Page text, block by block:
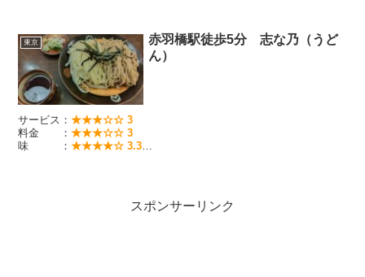
東京
赤羽橋駅徒歩5分 志な乃（うど
ん）
サービス：★★★☆☆ 3
料金 ：★★★☆☆ 3
味 ：★★★★☆ 3.3
スポンサーリンク